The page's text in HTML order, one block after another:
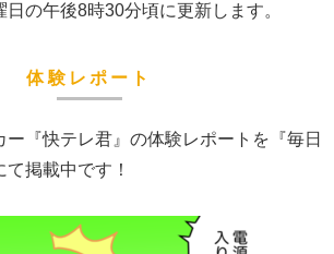
の午後8時30分頃に更新します。
体験レポート
ー『快テレ君』の体験レポートを『毎日
掲載中です！